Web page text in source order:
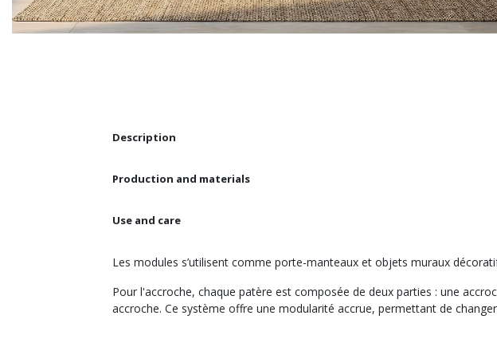
Description
Production and materials
Use and care
Les modules s’utilisent comme porte-manteaux et objets muraux
Pour l'accroche, chaque patère est composée de deux parties : une
accroche. Ce système offre une modularité accrue, permettant de